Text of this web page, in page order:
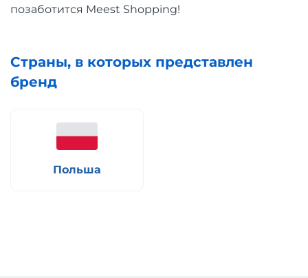
позаботится Meest Shopping!
Страны, в которых представлен
бренд
Польша